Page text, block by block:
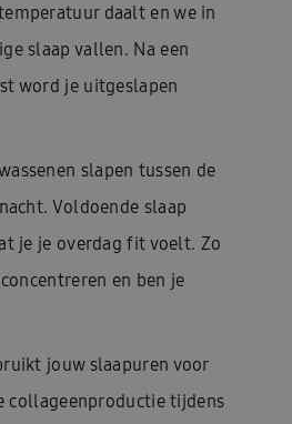
daalt en we in
slaap vallen. Na een
word je uitgeslapen
slapen tussen de
Voldoende slaap
je je overdag fit voelt. Zo
en ben je
jouw slaapuren voor
collageenproductie tijdens